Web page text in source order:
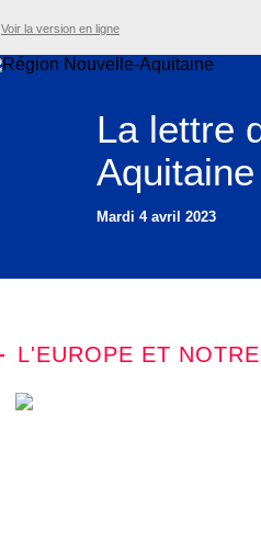
Voir la version en ligne
La lettre
Mardi 4 avril 2023
L'EUROPE ET